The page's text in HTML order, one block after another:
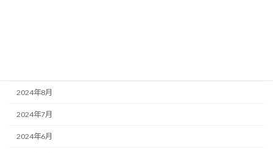
2024年8月
2024年7月
2024年6月